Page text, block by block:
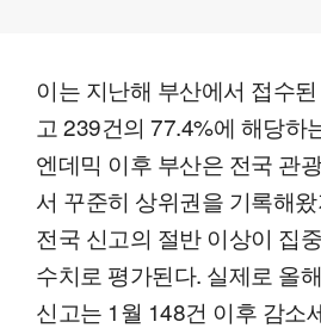
이는 지난해 부산에서 접수
고 239건의 77.4%에 해당하
엔데믹 이후 부산은 전국 관
서 꾸준히 상위권을 기록해
전국 신고의 절반 이상이 집
수치로 평가된다. 실제로 올
신고는 1월 148건 이후 감소